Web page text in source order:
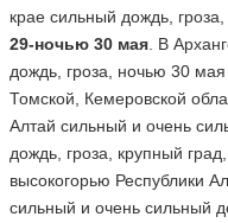
крае сильный дождь,
29-ночью 30 мая. В
дождь, гроза, ночью 30
Томской, Кемеровской
Алтай сильный и очень
дождь, гроза, крупный
высокогорью Республики
сильный и очень сильный